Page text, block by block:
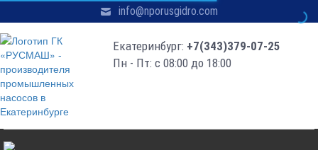
info@nporusgidro.com
Екатеринбург: +7(343)379-07-25
Пн - Пт: с 08:00 до 18:00